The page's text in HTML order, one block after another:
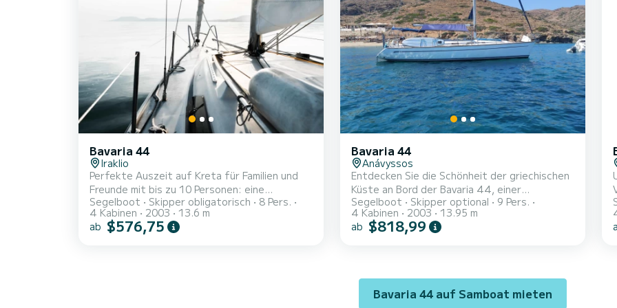
über 2 Toiletten mit Dusche. Dieses Boot ist
mit einem Rollgroßsegel...
Für Ihren Komfort verfügt Hellenic Sky über 2
Toiletten mit Dusche Dieses B...
Bavaria 44
Iraklio
Perfekte Auszeit auf Kreta für Familien und
Freunde mit bis zu 10 Personen: eine
halbtägige (4,5 Stunden) Fahrt auf einer
klassischen 44-Fuß-Segelyacht von Heraklion,
um das Ägäische Meer zu erkunden und in den
Segelboot Skipper obligatorisch
8 Pers.
4 Kabinen
2003
13.6 m
ab $576,75
Bavaria 44
Anávyssos
Entdecken Sie die Schönheit der griechischen
Küste an Bord der Bavaria 44, einer
geräumigen und gut ausgestatteten
Segelyacht, die in Anavyssos, Griechenland,
stationiert ist. Sie vereint Komfort, Leistung
zu erkunden. Ideal gelegen für unvergessliche
Kreuzfahrten, ist die Bavaria 44 perfekt für
Segelboot Skipper optional
9 Pers.
4 Kabinen
2003
13.95 m
ab $818,99
Bavaria 44 auf Samboat mieten